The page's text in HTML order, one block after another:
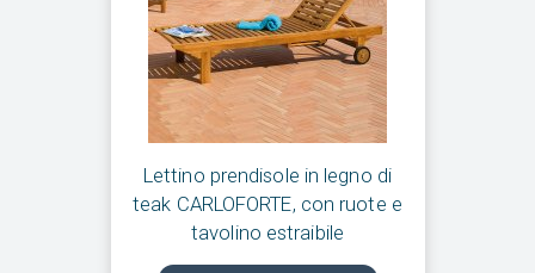
Lettino prendisole in legno di
teak CARLOFORTE, con ruote e
tavolino estraibile